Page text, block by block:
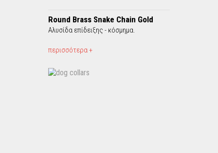
Round Brass Snake Chain Gold
Αλυσίδα επίδειξης - κόσμημα.
περισσότερα +